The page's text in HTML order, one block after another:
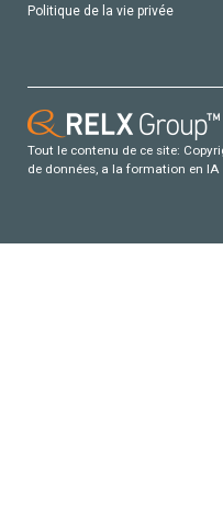
Politique de la vie privée
Tout le contenu de ce site:
de données, a la formation en